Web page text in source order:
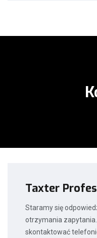
Taxter
Staramy się
otrzymania
skontaktować